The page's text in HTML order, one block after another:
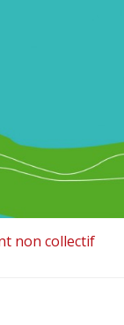
non collectif